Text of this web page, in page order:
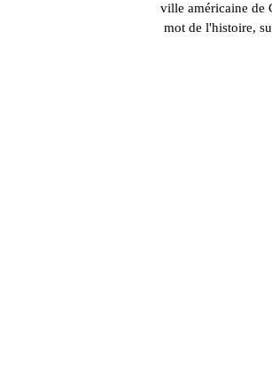
ville américaine de
mot de l'histoire,